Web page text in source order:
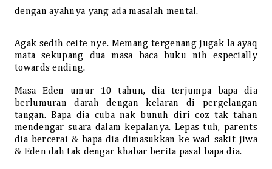
dengan ayahnya yang ada masalah mental.
Agak sedih ceite nye. Memang tergenang jugak la ayaq
mata sekupang dua masa baca buku nih especially
towards ending.
Masa Eden umur 10 tahun, dia terjumpa bapa dia
berlumuran darah dengan kelaran di pergelangan
tangan. Bapa dia cuba nak bunuh diri coz tak tahan
mendengar suara dalam kepalanya. Lepas tuh, parents
dia bercerai & bapa dia dimasukkan ke wad sakit jiwa
& Eden dah tak dengar khabar berita pasal bapa dia.